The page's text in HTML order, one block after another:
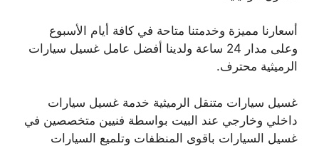
أسعارنا مميزة وخدمتنا متاحة في كافة أيام الأسبوع
وعلى مدار 24 ساعة ولدينا أفضل عامل غسيل سيارات
الرميثية محترف.
غسيل سيارات متنقل الرميثية خدمة غسيل سيارات
داخلي وخارجي عند البيت بواسطة فنيين متخصصين في
غسيل السيارات باقوى المنظفات وتلميع السيارات